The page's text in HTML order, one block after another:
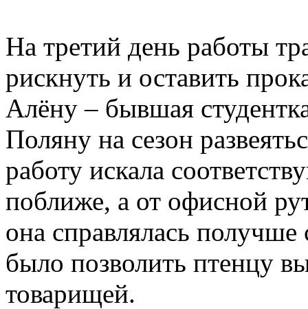
На третий день работы
рискнуть и оставить
Алёну – бывшая
Поляну на сезон
работу искала
поближе, а от офисной
она справлялась
было позволить птенцу
товарищей.